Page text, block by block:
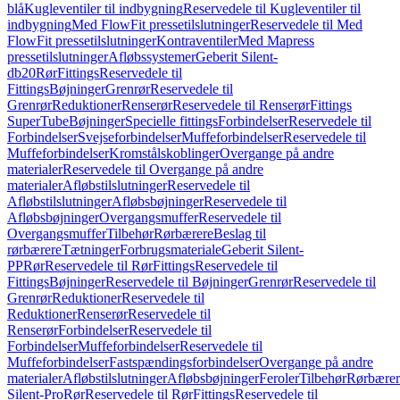
blåKugleventiler til indbygningReservedele til Kugleventiler til
indbygningMed FlowFit pressetilslutningerReservedele til Med
FlowFit pressetilslutningerKontraventilerMed Mapress
pressetilslutningerAfløbssystemerGeberit Silent-
db20RørFittingsReservedele til
FittingsBøjningerGrenrørReservedele til
GrenrørReduktionerRenserørReservedele til RenserørFittings
SuperTubeBøjningerSpecielle fittingsForbindelserReservedele til
ForbindelserSvejseforbindelserMuffeforbindelserReservedele til
MuffeforbindelserKromstålskoblingerOvergange på andre
materialerReservedele til Overgange på andre
materialerAfløbstilslutningerReservedele til
AfløbstilslutningerAfløbsbøjningerReservedele til
AfløbsbøjningerOvergangsmufferReservedele til
OvergangsmufferTilbehørRørbærereBeslag til
rørbærereTætningerForbrugsmaterialeGeberit Silent-
PPRørReservedele til RørFittingsReservedele til
FittingsBøjningerReservedele til BøjningerGrenrørReservedele til
GrenrørReduktionerReservedele til
ReduktionerRenserørReservedele til
RenserørForbindelserReservedele til
ForbindelserMuffeforbindelserReservedele til
MuffeforbindelserFastspændingsforbindelserOvergange på andre
materialerAfløbstilslutningerAfløbsbøjningerFerolerTilbehør
Silent-ProRørReservedele til RørFittingsReservedele til